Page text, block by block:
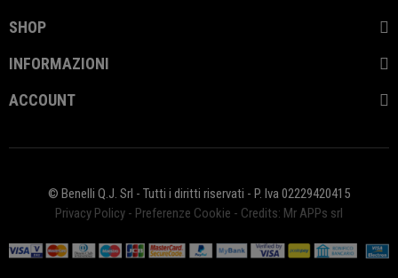
SHOP
INFORMAZIONI
ACCOUNT
© Benelli Q.J. Srl - Tutti i diritti riservati - P. Iva 02229420415
Privacy Policy - Preferenze Cookie - Credits: Mr APPs srl